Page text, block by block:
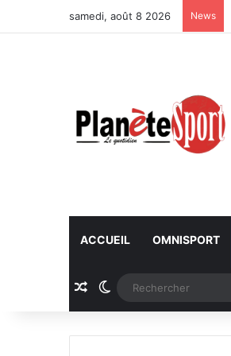
samedi, août 8 2026 News
ACCUEIL OMNISPORT
Article Aléatoire
Switch skin